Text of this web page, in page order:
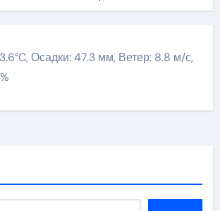
Осадки: 47.3 мм, Ветер: 8.8 м/с,